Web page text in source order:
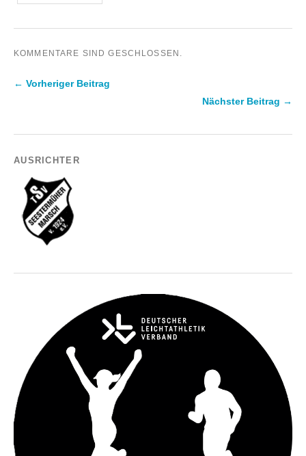
KOMMENTARE SIND GESCHLOSSEN.
← Vorheriger Beitrag
Nächster Beitrag →
AUSRICHTER